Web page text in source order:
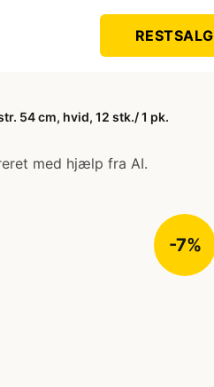
RESTSALG
54 cm, hvid, 12 stk./ 1 pk.
med hjælp fra AI.
-7%